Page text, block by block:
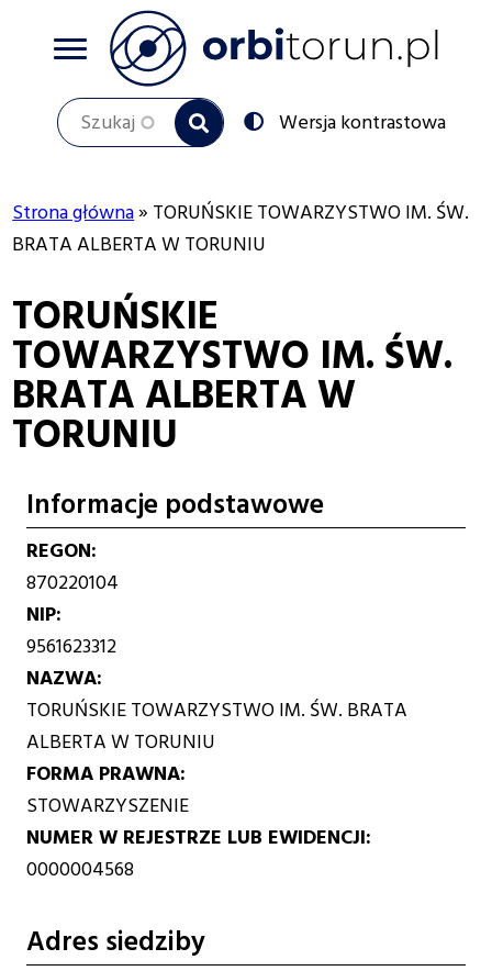
Szukaj
Przełącz
na:
Wersja kontrastowa
Ścieżka
nawigacyjna
Strona główna
TORUŃSKIE TOWARZYSTWO IM. ŚW.
BRATA ALBERTA W TORUNIU
TORUŃSKIE
TOWARZYSTWO IM. ŚW.
BRATA ALBERTA W
TORUNIU
Informacje podstawowe
REGON
870220104
NIP
9561623312
NAZWA
TORUŃSKIE TOWARZYSTWO IM. ŚW. BRATA
ALBERTA W TORUNIU
FORMA PRAWNA
STOWARZYSZENIE
NUMER W REJESTRZE LUB EWIDENCJI
0000004568
Adres siedziby